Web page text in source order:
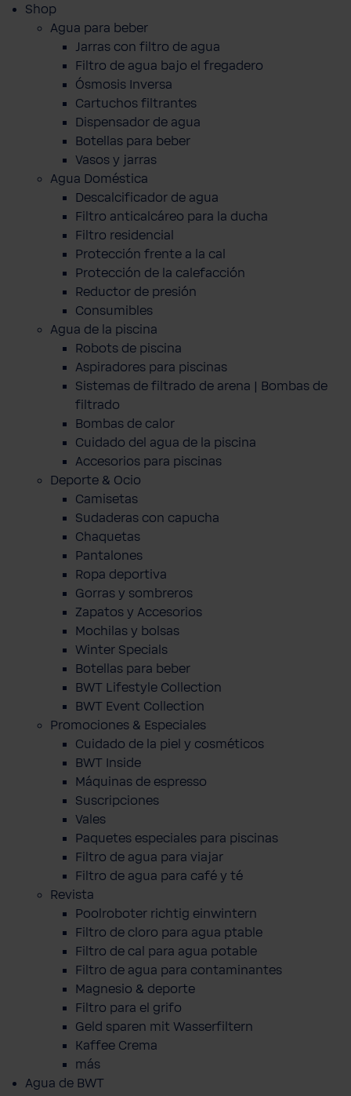
Shop
Agua para beber
Jarras con filtro de agua
Filtro de agua bajo el fregadero
Ósmosis Inversa
Cartuchos filtrantes
Dispensador de agua
Botellas para beber
Vasos y jarras
Agua Doméstica
Descalcificador de agua
Filtro anticalcáreo para la ducha
Filtro residencial
Protección frente a la cal
Protección de la calefacción
Reductor de presión
Consumibles
Agua de la piscina
Robots de piscina
Aspiradores para piscinas
Sistemas de filtrado de arena | Bombas de
filtrado
Bombas de calor
Cuidado del agua de la piscina
Accesorios para piscinas
Deporte & Ocio
Camisetas
Sudaderas con capucha
Chaquetas
Pantalones
Ropa deportiva
Gorras y sombreros
Zapatos y Accesorios
Mochilas y bolsas
Winter Specials
Botellas para beber
BWT Lifestyle Collection
BWT Event Collection
Promociones & Especiales
Cuidado de la piel y cosméticos
BWT Inside
Máquinas de espresso
Suscripciones
Vales
Paquetes especiales para piscinas
Filtro de agua para viajar
Filtro de agua para café y té
Revista
Poolroboter richtig einwintern
Filtro de cloro para agua ptable
Filtro de cal para agua potable
Filtro de agua para contaminantes
Magnesio & deporte
Filtro para el grifo
Geld sparen mit Wasserfiltern
Kaffee Crema
más
Agua de BWT